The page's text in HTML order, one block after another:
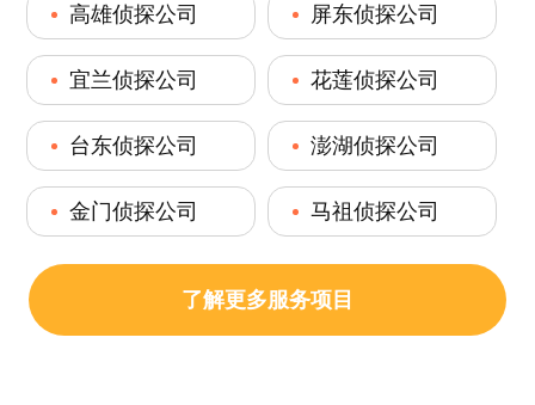
高雄侦探公司 屏东侦探公司
宜兰侦探公司 花莲侦探公司
台东侦探公司 澎湖侦探公司
金门侦探公司 马祖侦探公司
了解更多服务项目